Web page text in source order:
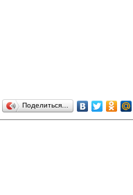
Поделиться…